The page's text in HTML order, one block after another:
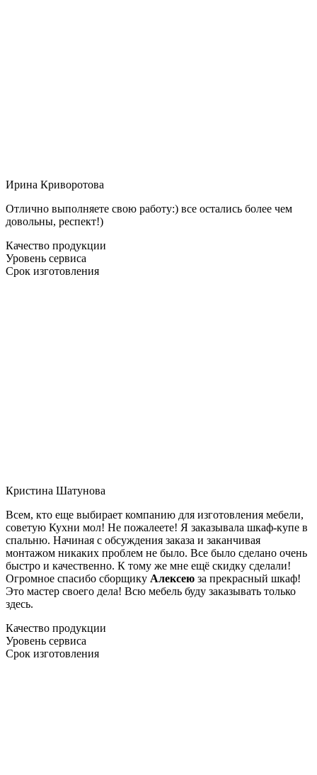
Ирина Криворотова
Отлично выполняете свою работу:) все остались более чем
довольны, респект!)
Качество продукции
Уровень сервиса
Срок изготовления
Кристина Шатунова
Всем, кто еще выбирает компанию для изготовления мебели,
советую Кухни мол! Не пожалеете! Я заказывала шкаф-купе в
спальню. Начиная с обсуждения заказа и заканчивая
монтажом никаких проблем не было. Все было сделано очень
быстро и качественно. К тому же мне ещё скидку сделали!
Огромное спасибо сборщику Алексею за прекрасный шкаф!
Это мастер своего дела! Всю мебель буду заказывать только
здесь.
Качество продукции
Уровень сервиса
Срок изготовления